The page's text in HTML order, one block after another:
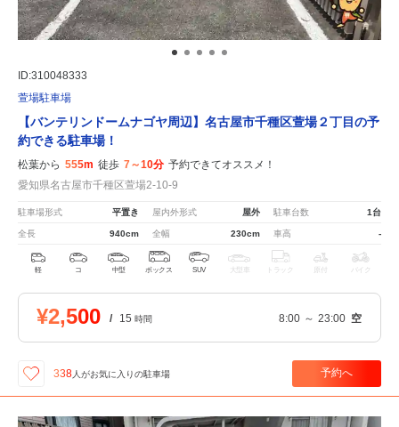
ID:310048333
萱場駐車場
【バンテリンドームナゴヤ周辺】名古屋市千種区萱場２丁目の予
約できる駐車場！
松葉から 555m 徒歩 7～10分 予約できてオススメ！
愛知県名古屋市千種区萱場2-10-9
駐車場形式 平置き 屋内外形式 屋外 駐車台数 1台
全長 940cm 全幅 230cm 車高 -
軽 コ 中型 ボックス SUV 大型車 トラック 原付 バイク
¥2,500 / 15 時間 8:00 ～ 23:00 空
338 人がお気に入りの駐車場 予約へ